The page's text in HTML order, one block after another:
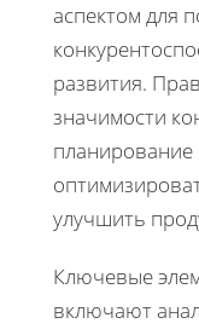
аспектом для
развития.
значимости
планирование
улучшить
Ключевые
включают